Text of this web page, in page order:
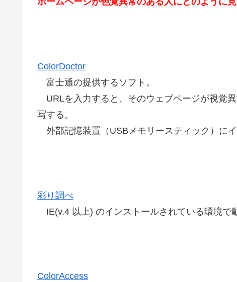
ColorDoctor
富士通の提供するソフト。
URLを入力すると、そのウェブページが視覚
写する。
外部記憶装置（USBメモリースティック）に
彩り調べ
IE(v.4 以上) のインストールされている環境で
ColorAccess